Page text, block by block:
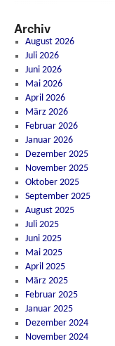
Archiv
August 2026
Juli 2026
Juni 2026
Mai 2026
April 2026
März 2026
Februar 2026
Januar 2026
Dezember 2025
November 2025
Oktober 2025
September 2025
August 2025
Juli 2025
Juni 2025
Mai 2025
April 2025
März 2025
Februar 2025
Januar 2025
Dezember 2024
November 2024